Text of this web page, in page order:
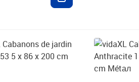
Prix 221,89€